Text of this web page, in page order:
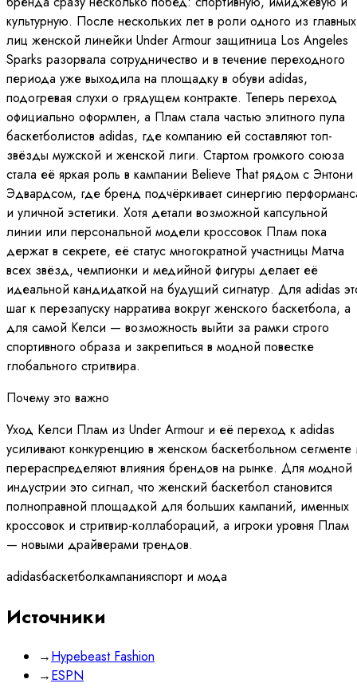
культурную. После нескольких лет в роли одного из главных
лиц женской линейки Under Armour защитница Los Angeles
Sparks разорвала сотрудничество и в течение переходного
периода уже выходила на площадку в обуви adidas,
подогревая слухи о грядущем контракте. Теперь переход
официально оформлен, а Плам стала частью элитного пула
баскетболистов adidas, где компанию ей составляют топ-
звёзды мужской и женской лиги. Стартом громкого союза
стала её яркая роль в кампании Believe That рядом с Энтони
Эдвардсом, где бренд подчёркивает синергию
и уличной эстетики. Хотя детали возможной капсульной
линии или персональной модели кроссовок Плам пока
держат в секрете, её статус многократной участницы Матча
всех звёзд, чемпионки и медийной фигуры делает её
идеальной кандидаткой на будущий сигнатур. Для adidas
шаг к перезапуску нарратива вокруг женского баскетбола, а
для самой Келси — возможность выйти за рамки строго
спортивного образа и закрепиться в модной повестке
глобального стритвира.
Почему это важно
Уход Келси Плам из Under Armour и её переход к adidas
усиливают конкуренцию в женском баскетбольном сегменте
перераспределяют влияния брендов на рынке. Для модной
индустрии это сигнал, что женский баскетбол становится
полноправной площадкой для больших кампаний, именных
кроссовок и стритвир-коллабораций, а игроки уровня Плам
— новыми драйверами трендов.
adidasбаскетболкампанияспорт и мода
Источники
→Hypebeast Fashion
→ESPN